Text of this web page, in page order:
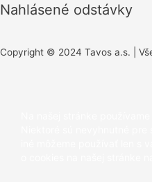
Nahlásené odstávky
Copyright © 2024 Tavos a.s. |